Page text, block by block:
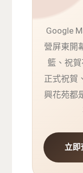
Google
營屏東開
籃、祝
正式祝賀
興花苑都
立即